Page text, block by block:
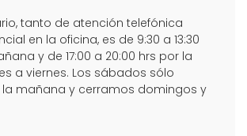
tanto de atención telefónica
en la oficina, es de 9:30 a 13:30
y de 17:00 a 20:00 hrs por la
a viernes. Los sábados sólo
mañana y cerramos domingos y